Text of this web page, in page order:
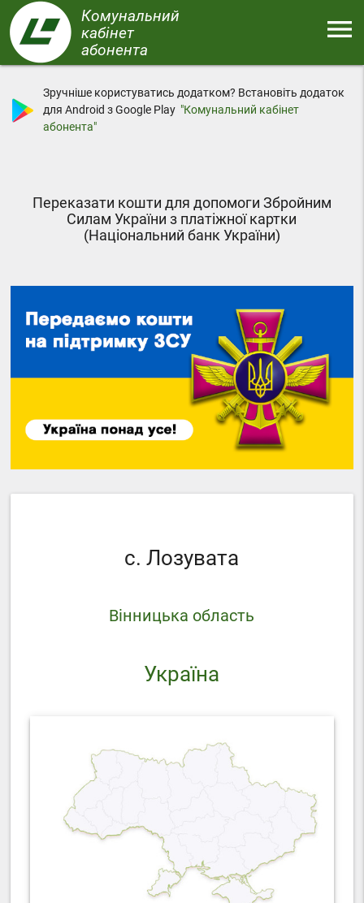
Перейти
до
основного
вмісту
Комунальний
кабінет
абонента
menu
Зручніше користуватись додатком? Встановіть додаток
для Android з Google Play "Комунальний кабінет
абонента"
Переказати кошти для допомоги Збройним
Силам України з платіжної картки
(Національний банк України)
с. Лозувата
Вінницька область
Україна